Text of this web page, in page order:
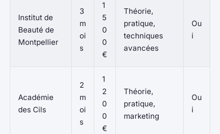
Institut de
Beauté de
Montpellier
3
m
oi
s
1
5
0
0
€
Théorie,
pratique,
techniques
avancées
Ou
i
Académie
des Cils
2
m
oi
s
1
2
0
0
€
Théorie,
pratique,
marketing
Ou
i